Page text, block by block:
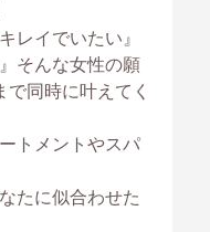
レイでいたい』
そんな女性の願
同時に叶えてく
トメントやスパ
たに似合わせた